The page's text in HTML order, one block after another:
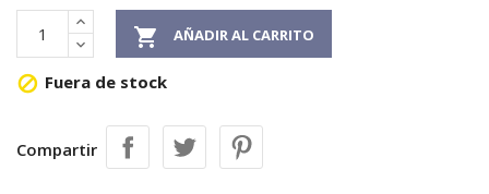
 AÑADIR AL CARRITO
 Fuera de stock
Compartir